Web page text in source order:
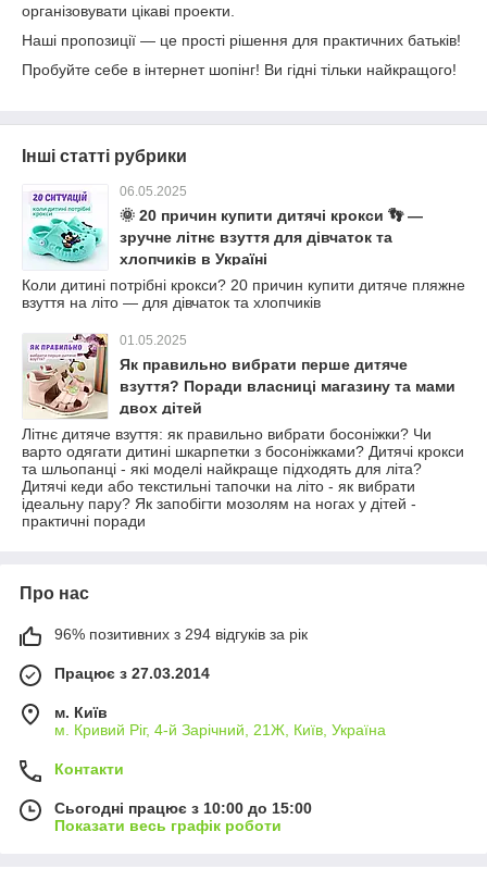
організовувати цікаві проекти.
Наші пропозиції ― це прості рішення для практичних батьків!
Пробуйте себе в інтернет шопінг! Ви гідні тільки найкращого!
Інші статті рубрики
06.05.2025
🌞 20 причин купити дитячі крокси 👣 —
зручне літнє взуття для дівчаток та
хлопчиків в Україні
Коли дитині потрібні крокси? 20 причин купити дитяче пляжне
взуття на літо — для дівчаток та хлопчиків
01.05.2025
Як правильно вибрати перше дитяче
взуття? Поради власниці магазину та мами
двох дітей
Літнє дитяче взуття: як правильно вибрати босоніжки? Чи
варто одягати дитині шкарпетки з босоніжками? Дитячі крокси
та шльопанці - які моделі найкраще підходять для літа?
Дитячі кеди або текстильні тапочки на літо - як вибрати
ідеальну пару? Як запобігти мозолям на ногах у дітей -
практичні поради
Про нас
96% позитивних з 294 відгуків за рік
Працює з 27.03.2014
м. Київ
м. Кривий Ріг, 4-й Зарічний, 21Ж, Київ, Україна
Контакти
Сьогодні працює з 10:00 до 15:00
Показати весь графік роботи